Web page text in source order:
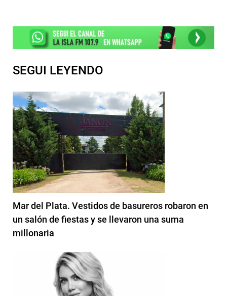
SEGUI LEYENDO
Mar del Plata. Vestidos de basureros robaron en
un salón de fiestas y se llevaron una suma
millonaria